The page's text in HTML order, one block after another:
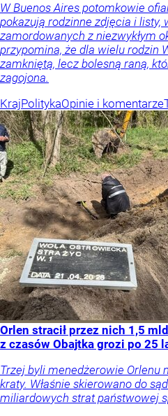
W Buenos Aires potomkowie
pokazują rodzinne zdjęcia i listy,
zamordowanych z niezwykłym
przypomina, że dla wielu rodzin
zamkniętą, lecz bolesną raną,
zagojona.
KrajPolitykaOpinie i komentarze
Orlen stracił przez nich 1,5
z czasów Obajtka grozi po 25
Trzej byli menedżerowie Orlenu
kraty. Właśnie skierowano do
miliardowych strat państwowej